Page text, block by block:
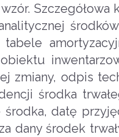
tabele
zmiany, odpis
środka
środka, datę
dany środek